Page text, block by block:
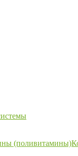
(поливитамины)